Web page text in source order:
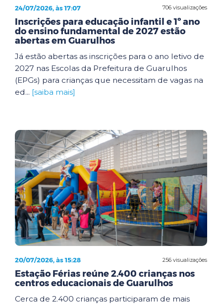
706 visualizações
24/07/2026, às 17:07
Inscrições para educação infantil e 1º ano
do ensino fundamental de 2027 estão
abertas em Guarulhos
Já estão abertas as inscrições para o ano letivo de
2027 nas Escolas da Prefeitura de Guarulhos
(EPGs) para crianças que necessitam de vagas na
ed... [saiba mais]
256 visualizações
20/07/2026, às 15:28
Estação Férias reúne 2.400 crianças nos
centros educacionais de Guarulhos
Cerca de 2.400 crianças participaram de mais